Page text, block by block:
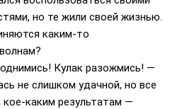
но те жили своей жизнью.
каким-то
Кулак разожмись! —
не слишком удачной, но все
кое-каким результатам —